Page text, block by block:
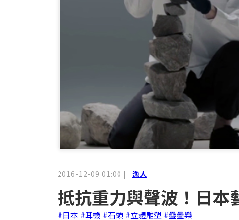
2016-12-09 01:00 | 漁人
抵抗重力與聲波！日本
#日本 #耳機 #石頭 #立體雕塑 #疊疊樂